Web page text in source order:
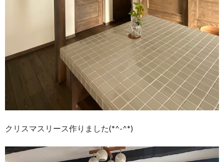
クリスマスリース作りました(*^-^*)